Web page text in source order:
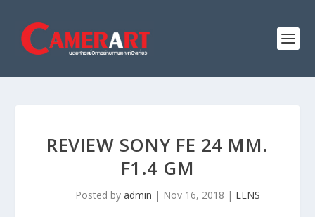
REVIEW SONY FE 24 MM.
F1.4 GM
Posted by admin | Nov 16, 2018 | LENS